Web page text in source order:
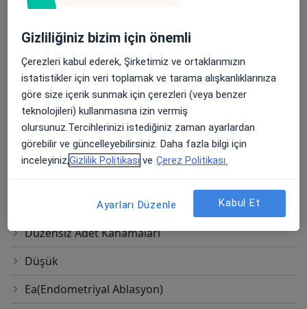
Doğum Kontrol
Doğum Kontrolde Hormonal Metodlar
Doğum Koçluğu
Doğum Öncesi Eğitim Ve Doğuma Hazırlık
Doğuma Hazırlık Eğitimi
Doğuma Hazırlık Eğitimleri
Dörtlü Tarama Testi
Düzensiz Adet Kanamaları
Düşük
Ea(Endometriyal Ablasyon)
Gizliliğiniz bizim için önemli
Çerezleri kabul ederek, Şirketimiz ve ortaklarımızın
istatistikler için veri toplamak ve tarama alışkanlıklarınıza
göre size içerik sunmak için çerezleri (veya benzer
teknolojileri) kullanmasına izin vermiş
olursunuz.Tercihlerinizi istediğiniz zaman ayarlardan
görebilir ve güncelleyebilirsiniz. Daha fazla bilgi için
inceleyiniz,Gizlilik Politikası ve Çerez Politikası.
Ayarları Düzenle Kabul Et